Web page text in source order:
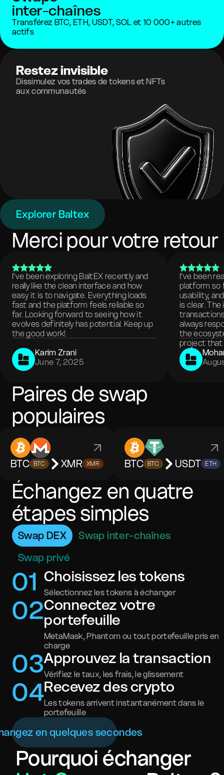
inter-chaînes
Transférez BTC, ETH, USDT, SOL et 10 000+ autres
actifs
Restez invisible
Dissimulez vos trades de tokens et NFTs
aux communautés
Explorer Baltex
Merci pour votre retour
I've been exploring BaltEX recently and
really like the clean interface and how
easy it is to navigate. Everything loads
fast and the platform feels reliable so
far. Looking forward to seeing how it
evolves definitely has potential. Keep up
the good work!
Karim Zrani
June 7, 2025
I’ve been
platform so
usability,
is clear.
always
the
project that
Paires de swap
populaires
BTC BTC XMR XMR BTC BTC USDT ETH
Échangez en quatre
étapes simples
Swap DEX
Swap inter-chaînes
Swap privé
01 Choisissez les tokens
Sélectionnez les tokens à échanger
02Connectez votre
portefeuille
MetaMask, Phantom ou tout portefeuille pris en
charge
03Approuvez la transaction
Vérifiez le taux, les frais, le glissement
04Recevez des crypto
Les tokens arrivent instantanément dans le
portefeuille
en quelques secondes
Pourquoi échanger